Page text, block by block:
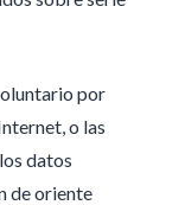
por
o las
datos
de oriente